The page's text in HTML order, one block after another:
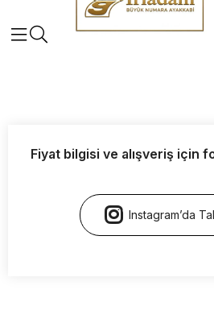
Fiyat bilgisi ve alışveriş için
Instagram’da